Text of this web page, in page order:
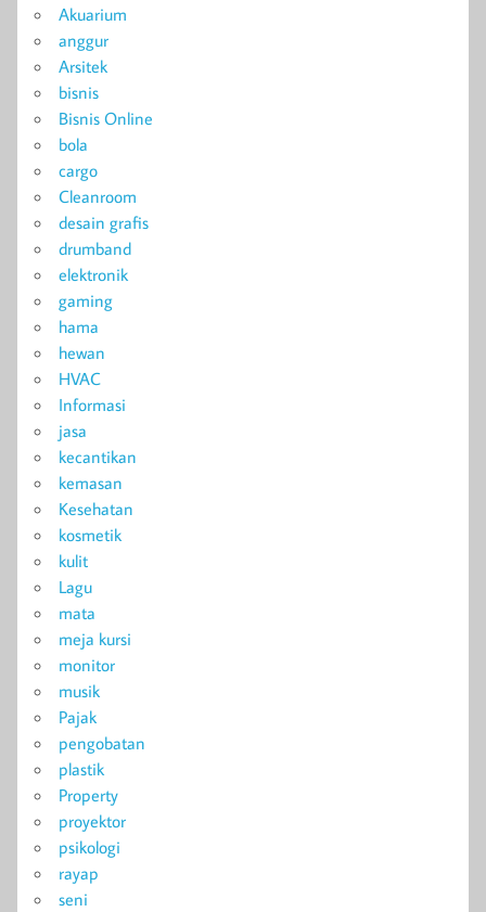
Akuarium
anggur
Arsitek
bisnis
Bisnis Online
bola
cargo
Cleanroom
desain grafis
drumband
elektronik
gaming
hama
hewan
HVAC
Informasi
jasa
kecantikan
kemasan
Kesehatan
kosmetik
kulit
Lagu
mata
meja kursi
monitor
musik
Pajak
pengobatan
plastik
Property
proyektor
psikologi
rayap
seni